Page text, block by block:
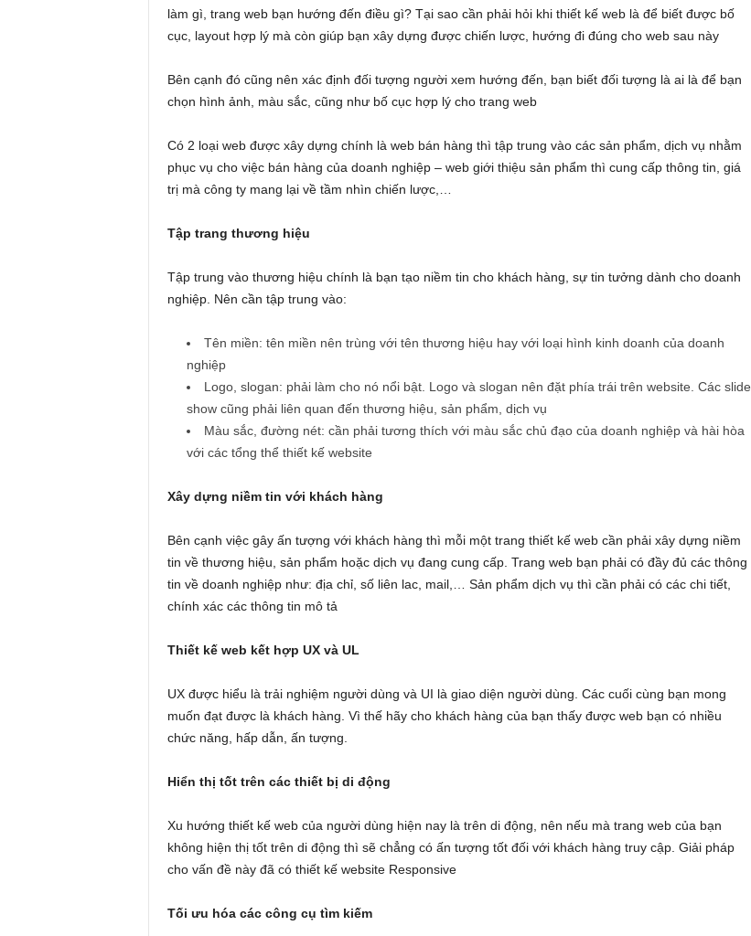
làm gì, trang web bạn hướng đến điều gì? Tại sao cần phải hỏi khi thiết kế web là để biết được bố
cục, layout hợp lý mà còn giúp bạn xây dựng được chiến lược, hướng đi đúng cho web sau này
Bên cạnh đó cũng nên xác định đối tượng người xem hướng đến, bạn biết đối tượng là ai là để bạn
chọn hình ảnh, màu sắc, cũng như bố cục hợp lý cho trang web
Có 2 loại web được xây dựng chính là web bán hàng thì tập trung vào các sản phẩm, dịch vụ nhằm
phục vụ cho việc bán hàng của doanh nghiệp – web giới thiệu sản phẩm thì cung cấp thông tin, giá
trị mà công ty mang lại về tầm nhìn chiến lược,…
Tập trang thương hiệu
Tập trung vào thương hiệu chính là bạn tạo niềm tin cho khách hàng, sự tin tưởng dành cho doanh
nghiệp. Nên cần tập trung vào:
Tên miền: tên miền nên trùng với tên thương hiệu hay với loại hình kinh doanh của doanh
nghiệp
Logo, slogan: phải làm cho nó nổi bật. Logo và slogan nên đặt phía trái trên website. Các slide
show cũng phải liên quan đến thương hiệu, sản phẩm, dịch vụ
Màu sắc, đường nét: cần phải tương thích với màu sắc chủ đạo của doanh nghiệp và hài hòa
với các tổng thể thiết kế website
Xây dựng niềm tin với khách hàng
Bên cạnh việc gây ấn tượng với khách hàng thì mỗi một trang thiết kế web cần phải xây dựng niềm
tin về thương hiệu, sản phẩm hoặc dịch vụ đang cung cấp. Trang web bạn phải có đầy đủ các thông
tin về doanh nghiệp như: địa chỉ, số liên lac, mail,… Sản phẩm dịch vụ thì cần phải có các chi tiết,
chính xác các thông tin mô tả
Thiết kế web kết hợp UX và UL
UX được hiểu là trải nghiệm người dùng và UI là giao diện người dùng. Các cuối cùng bạn mong
muốn đạt được là khách hàng. Vì thế hãy cho khách hàng của bạn thấy được web bạn có nhiều
chức năng, hấp dẫn, ấn tượng.
Hiển thị tốt trên các thiết bị di động
Xu hướng thiết kế web của người dùng hiện nay là trên di động, nên nếu mà trang web của bạn
không hiện thị tốt trên di động thì sẽ chẳng có ấn tượng tốt đối với khách hàng truy cập. Giải pháp
cho vấn đề này đã có thiết kế website Responsive
Tối ưu hóa các công cụ tìm kiếm